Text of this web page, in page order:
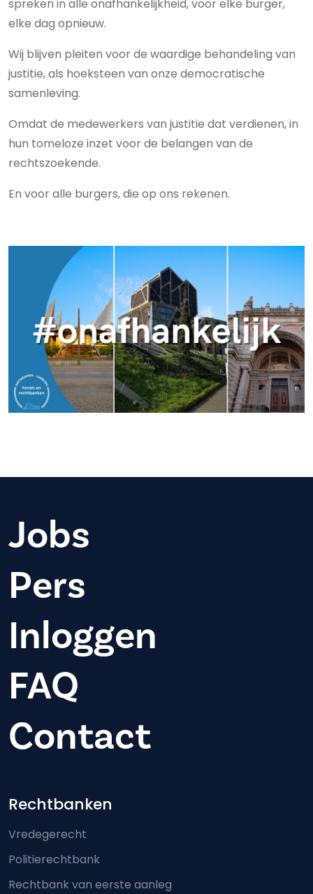
spreken in alle onafhankelijkheid, voor elke burger,
elke dag opnieuw.
Wij blijven pleiten voor de waardige behandeling van
justitie, als hoeksteen van onze democratische
samenleving.
Omdat de medewerkers van justitie dat verdienen, in
hun tomeloze inzet voor de belangen van de
rechtszoekende.
En voor alle burgers, die op ons rekenen.
Jobs
Pers
Inloggen
FAQ
Contact
Footer-menu
Rechtbanken
Vredegerecht
Politierechtbank
Rechtbank van eerste aanleg